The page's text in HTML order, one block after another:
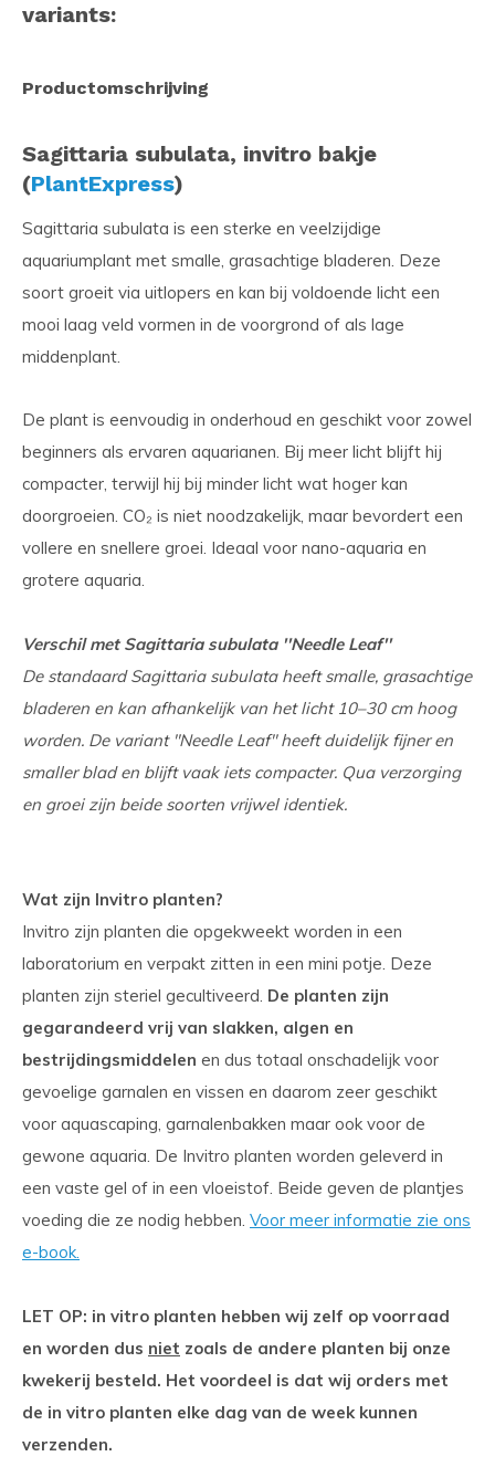
variants:
Productomschrijving
Sagittaria subulata, invitro bakje
(PlantExpress)
Sagittaria subulata is een sterke en veelzijdige
aquariumplant met smalle, grasachtige bladeren. Deze
soort groeit via uitlopers en kan bij voldoende licht een
mooi laag veld vormen in de voorgrond of als lage
middenplant.
De plant is eenvoudig in onderhoud en geschikt voor zowel
beginners als ervaren aquarianen. Bij meer licht blijft hij
compacter, terwijl hij bij minder licht wat hoger kan
doorgroeien. CO₂ is niet noodzakelijk, maar bevordert een
vollere en snellere groei. Ideaal voor nano-aquaria en
grotere aquaria.
Verschil met Sagittaria subulata ''Needle Leaf''
De standaard Sagittaria subulata heeft smalle, grasachtige
bladeren en kan afhankelijk van het licht 10–30 cm hoog
worden. De variant ''Needle Leaf'' heeft duidelijk fijner en
smaller blad en blijft vaak iets compacter. Qua verzorging
en groei zijn beide soorten vrijwel identiek.
Wat zijn Invitro planten?
Invitro zijn planten die opgekweekt worden in een
laboratorium en verpakt zitten in een mini potje. Deze
planten zijn steriel gecultiveerd. De planten zijn
gegarandeerd vrij van slakken, algen en
bestrijdingsmiddelen en dus totaal onschadelijk voor
gevoelige garnalen en vissen en daarom zeer geschikt
voor aquascaping, garnalenbakken maar ook voor de
gewone aquaria. De Invitro planten worden geleverd in
een vaste gel of in een vloeistof. Beide geven de plantjes
voeding die ze nodig hebben. Voor meer informatie zie ons
e-book.
LET OP: in vitro planten hebben wij zelf op voorraad
en worden dus niet zoals de andere planten bij onze
kwekerij besteld. Het voordeel is dat wij orders met
de in vitro planten elke dag van de week kunnen
verzenden.